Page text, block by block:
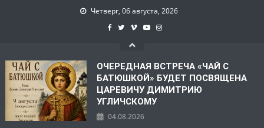
Четверг, 06 августа, 2026
ОЧЕРЕДНАЯ ВСТРЕЧА «ЧАЙ С
БАТЮШКОЙ» БУДЕТ ПОСВЯЩЕНА
ЦАРЕВИЧУ ДИМИТРИЮ
УГЛИЧСКОМУ
04.08.2026